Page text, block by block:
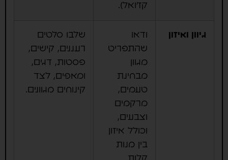
קז'ואל).
גיוון ואיזון
ודאו
שהתפריט
מגוון
מבחינת
טעמים,
מרקמים
וצבעים,
וכולל איזון
בין מנות
שלבו סלטים
רעננים, קישים,
פסטות, דגים,
ומאפים, לצד
קינוחים מגוונים.